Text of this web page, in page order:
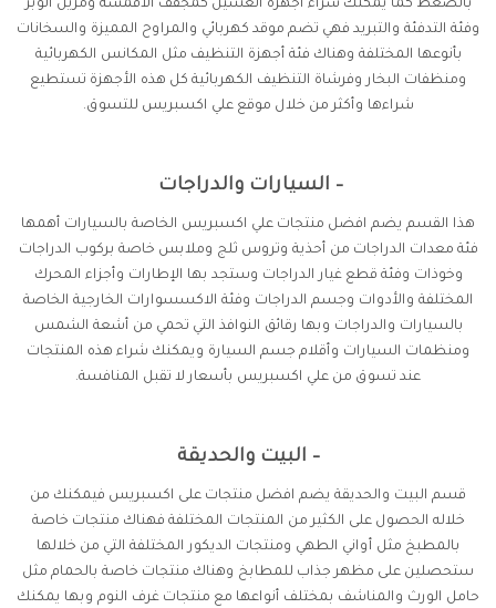
بالضغط كما يمكنك شراء أجهزة الغسيل كمجفف الأقمشة ومزيل الوبر
وفئة التدفئة والتبريد فهي تضم موقد كهربائي والمراوح المميزة والسخانات
بأنوعها المختلفة وهناك فئة أجهزة التنظيف مثل المكانس الكهربائية
ومنظفات البخار وفرشاة التنظيف الكهربائية كل هذه الأجهزة تستطيع
شراءها وأكثر من خلال موقع علي اكسبريس للتسوق.
– السيارات والدراجات
هذا القسم يضم افضل منتجات علي اكسبريس الخاصة بالسيارات أهمها
فئة معدات الدراجات من أحذية وتروس ثلج وملابس خاصة بركوب الدراجات
وخوذات وفئة قطع غيار الدراجات وستجد بها الإطارات وأجزاء المحرك
المختلفة والأدوات وجسم الدراجات وفئة الاكسسوارات الخارجية الخاصة
بالسيارات والدراجات وبها رقائق النوافذ التي تحمي من أشعة الشمس
ومنظمات السيارات وأقلام جسم السيارة ويمكنك شراء هذه المنتجات
عند تسوق من علي اكسبريس بأسعار لا تقبل المنافسة.
– البيت والحديقة
قسم البيت والحديقة يضم افضل منتجات على اكسبريس فيمكنك من
خلاله الحصول على الكثير من المنتجات المختلفة فهناك منتجات خاصة
بالمطبخ مثل أواني الطهي ومنتجات الديكور المختلفة التي من خلالها
ستحصلين على مظهر جذاب للمطابخ وهناك منتجات خاصة بالحمام مثل
حامل الورث والمناشف بمختلف أنواعها مع منتجات غرف النوم وبها يمكنك